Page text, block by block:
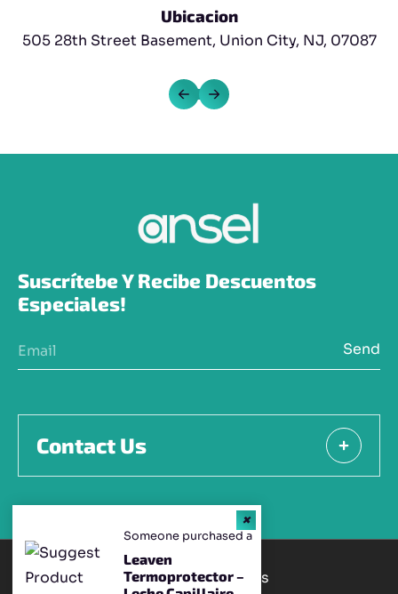
Ubicacion
505 28th Street Basement, Union City, NJ, 07087
Suscrítebe Y Recibe Descuentos
Especiales!
Send
Contact Us
Terms & conditions
Someone purchased a
Leaven
Termoprotector –